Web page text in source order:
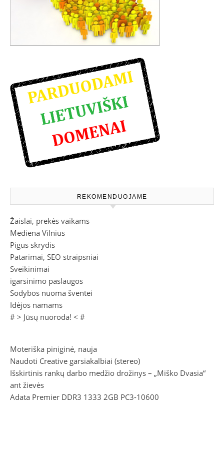
REKOMENDUOJAME
Žaislai, prekės vaikams
Mediena Vilnius
Pigus skrydis
Patarimai, SEO straipsniai
Sveikinimai
igarsinimo paslaugos
Sodybos nuoma šventei
Idėjos namams
# > Jūsų nuoroda! < #
Moteriška piniginė, nauja
Naudoti Creative garsiakalbiai (stereo)
Išskirtinis rankų darbo medžio drožinys – „Miško Dvasia“
ant žievės
Adata Premier DDR3 1333 2GB PC3-10600